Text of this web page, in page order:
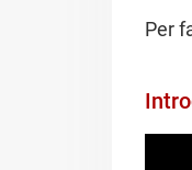
Per